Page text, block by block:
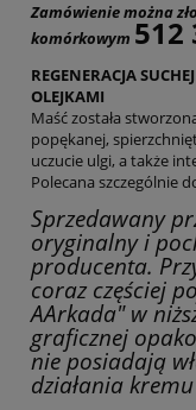
Zamówienie można
komórkowym 512
REGENERACJA
OLEJKAMI
Maść została
popękanej,
uczucie ulgi, a także
Polecana szczególnie
Sprzedawany
oryginalny i
producenta.
coraz częściej
AArkada" w
graficznej
nie posiadają
działania